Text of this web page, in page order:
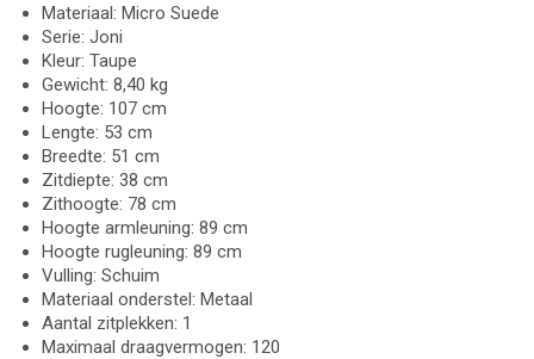
Materiaal: Micro Suede
Serie: Joni
Kleur: Taupe
Gewicht: 8,40 kg
Hoogte: 107 cm
Lengte: 53 cm
Breedte: 51 cm
Zitdiepte: 38 cm
Zithoogte: 78 cm
Hoogte armleuning: 89 cm
Hoogte rugleuning: 89 cm
Vulling: Schuim
Materiaal onderstel: Metaal
Aantal zitplekken: 1
Maximaal draagvermogen: 120